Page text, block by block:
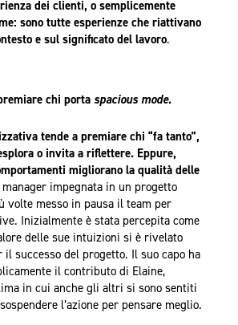
dei clienti, o semplicemente
sono tutte esperienze che riattivano
e sul significato del lavoro.
chi porta spacious mode.
tende a premiare chi “fa tanto”,
o invita a riflettere. Eppure,
migliorano la qualità delle
impegnata in un progetto
volte messo in pausa il team per
Inizialmente è stata percepita come
delle sue intuizioni si è rivelato
successo del progetto. Il suo capo ha
il contributo di Elaine,
in cui anche gli altri si sono sentiti
l’azione per pensare meglio.